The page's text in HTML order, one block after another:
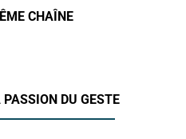
CHAÎNE
DU GESTE